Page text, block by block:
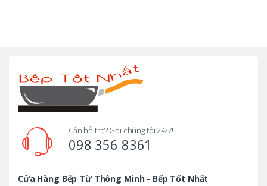
Cần hỗ trợ? Gọi chúng tôi 24/7!
098 356 8361
Cửa Hàng Bếp Từ Thông Minh - Bếp Tốt Nhất